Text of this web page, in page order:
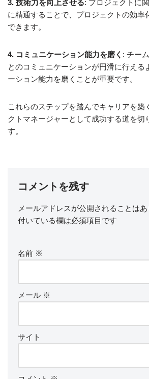
3. 技術力を向上させる: プロジェクトに
に精通することで、プロジェクトの効率
できます。
4. コミュニケーション能力を磨く : チー
とのコミュニケーションが円滑に行える
ーション能力を磨くことが重要です。
これらのステップを踏んでキャリアを築
クトマネージャーとして成功する道を切
す。
コメントを残す
メールアドレスが公開されることはあ
付いている欄は必須項目です
名前 ※
メール ※
サイト